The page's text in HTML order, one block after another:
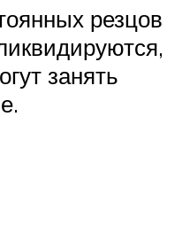
резцов
занять